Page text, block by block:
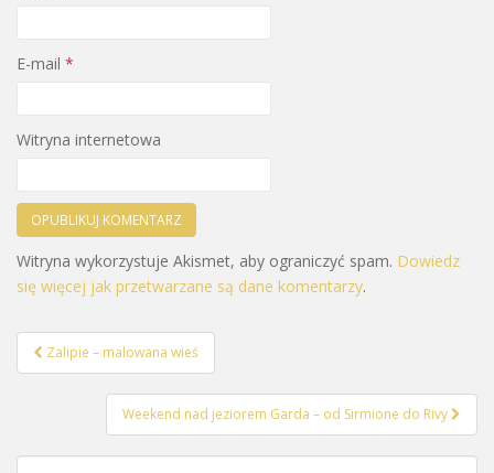
E-mail *
Witryna internetowa
Witryna wykorzystuje Akismet, aby ograniczyć spam. Dowiedz
się więcej jak przetwarzane są dane komentarzy.
Nawigacja postu
Zalipie – malowana wieś
Weekend nad jeziorem Garda – od Sirmione do Rivy